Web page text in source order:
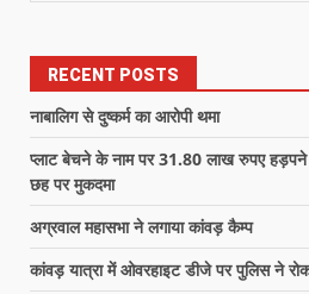
RECENT POSTS
नाबालिग से दुष्कर्म का आरोपी थमा
प्लाट बेचने के नाम पर 31.80 लाख रुपए
छह पर मुकदमा
अग्रवाल महासभा ने लगाया कांवड़ कैम्प
कांवड़ यात्रा में ओवरहाइट डीजे पर पुलिस ने